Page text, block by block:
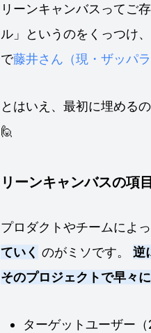
リーンキャンバスってご
ル」というのをくっつけ
で藤井さん（現・ザッパラ
とはいえ、最初に埋める
🙋
リーンキャンバスの項目
プロダクトやチームによ
ていく のがミソです。 逆
そのプロジェクトで早々
ターゲットユーザー（